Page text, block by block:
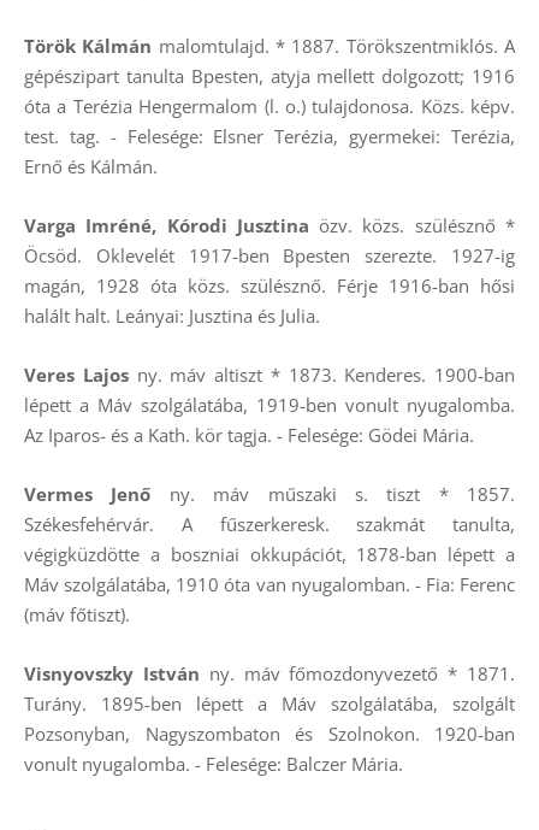
Török Kálmán malomtulajd. * 1887. Törökszentmiklós. A
gépészipart tanulta Bpesten, atyja mellett dolgozott; 1916
óta a Terézia Hengermalom (l. o.) tulajdonosa. Közs. képv.
test. tag. - Felesége: Elsner Terézia, gyermekei: Terézia,
Ernő és Kálmán.
Varga Imréné, Kórodi Jusztina özv. közs. szülésznő *
Öcsöd. Oklevelét 1917-ben Bpesten szerezte. 1927-ig
magán, 1928 óta közs. szülésznő. Férje 1916-ban hősi
halált halt. Leányai: Jusztina és Julia.
Veres Lajosny. máv altiszt * 1873. Kenderes. 1900-ban
lépett a Máv szolgálatába, 1919-ben vonult nyugalomba.
Az Iparos- és a Kath. kör tagja. - Felesége: Gödei Mária.
Vermes Jenő ny. máv műszaki s. tiszt * 1857.
Székesfehérvár. A fűszerkeresk. szakmát tanulta,
végigküzdötte a boszniai okkupációt, 1878-ban lépett a
Máv szolgálatába, 1910 óta van nyugalomban. - Fia: Ferenc
(máv főtiszt).
Visnyovszky István ny. máv főmozdonyvezető * 1871.
Turány. 1895-ben lépett a Máv szolgálatába, szolgált
Pozsonyban, Nagyszombaton és Szolnokon. 1920-ban
vonult nyugalomba. - Felesége: Balczer Mária.